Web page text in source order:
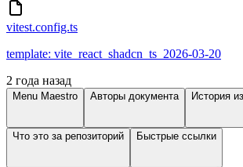
vitest.config.ts
template: vite_react_shadcn_ts_2026-03-20
2 года назад
Menu Maestro Авторы документа История
Что это за репозиторий Быстрые ссылки